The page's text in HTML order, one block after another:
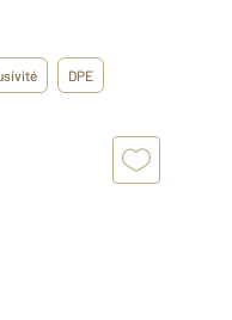
DPE